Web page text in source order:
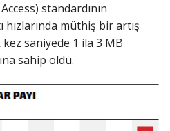
standardının
müthiş bir artış
kez saniyede 1 ila 3 MB
sahip oldu.